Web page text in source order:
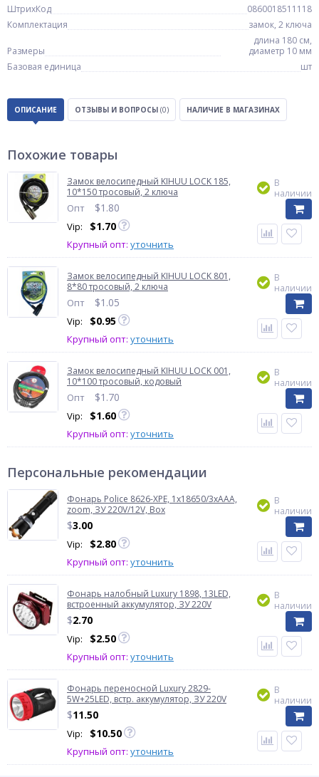
ШтрихКод
0860018511118
Комплектация
замок, 2 ключа
Размеры
длина 180 см,
диаметр 10 мм
Базовая единица
шт
ОПИСАНИЕ ОТЗЫВЫ И ВОПРОСЫ (0) НАЛИЧИЕ В МАГАЗИНАХ
Похожие товары
Замок велосипедный KIHUU LOCK 185,
10*150 тросовый, 2 ключа
Опт $1.80
Vip: $1.70
Крупный опт: уточнить
В
наличии
Замок велосипедный KIHUU LOCK 801,
8*80 тросовый, 2 ключа
Опт $1.05
Vip: $0.95
Крупный опт: уточнить
В
наличии
Замок велосипедный KIHUU LOCK 001,
10*100 тросовый, кодовый
Опт $1.70
Vip: $1.60
Крупный опт: уточнить
В
наличии
Персональные рекомендации
Фонарь Police 8626-XPE, 1х18650/3xAAA,
zoom, ЗУ 220V/12V, Box
$3.00
Vip: $2.80
Крупный опт: уточнить
В
наличии
Фонарь налобный Luxury 1898, 13LED,
встроенный аккумулятор, ЗУ 220V
$2.70
Vip: $2.50
Крупный опт: уточнить
В
наличии
Фонарь переносной Luxury 2829-
5W+25LED, встр. аккумулятор, ЗУ 220V
$11.50
Vip: $10.50
Крупный опт: уточнить
В
наличии